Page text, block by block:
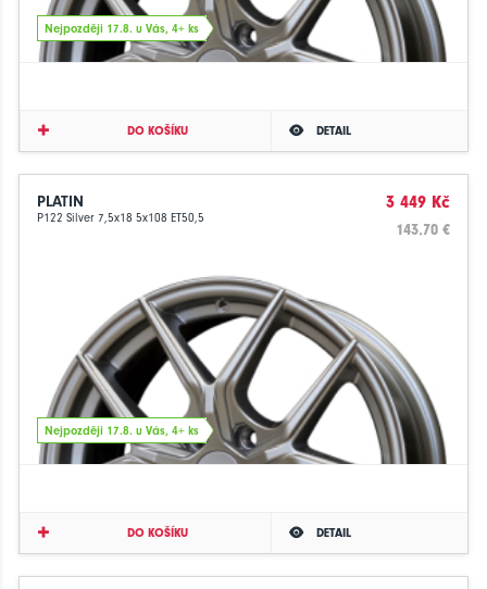
Nejpozději 17.8. u Vás, 4+ ks
DO KOŠÍKU DETAIL
PLATIN
P122 Silver 7,5x18 5x108 ET50,5
3 449 Kč
143.70 €
Nejpozději 17.8. u Vás, 4+ ks
DO KOŠÍKU DETAIL